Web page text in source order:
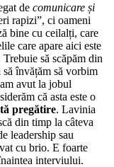
de comunicare și
rapizi”, ci oameni
bine cu ceilalți, care
care apare aici este
să scăpăm din
să învățăm să vorbim
avut la jobul
că asta este o
pregătire. Lavinia
din timp la câteva
leadership sau
cu brio. E foarte
interviului.